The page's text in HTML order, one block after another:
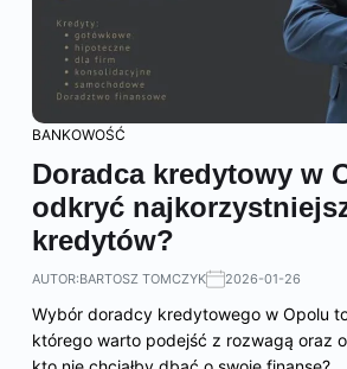
BANKOWOŚĆ
Doradca kredytowy w
odkryć
kredytów?
AUTOR:BARTOSZ TOMCZYK 2026-01-26
Wybór doradcy kredytowego w Opolu
którego warto podejść z rozwagą oraz